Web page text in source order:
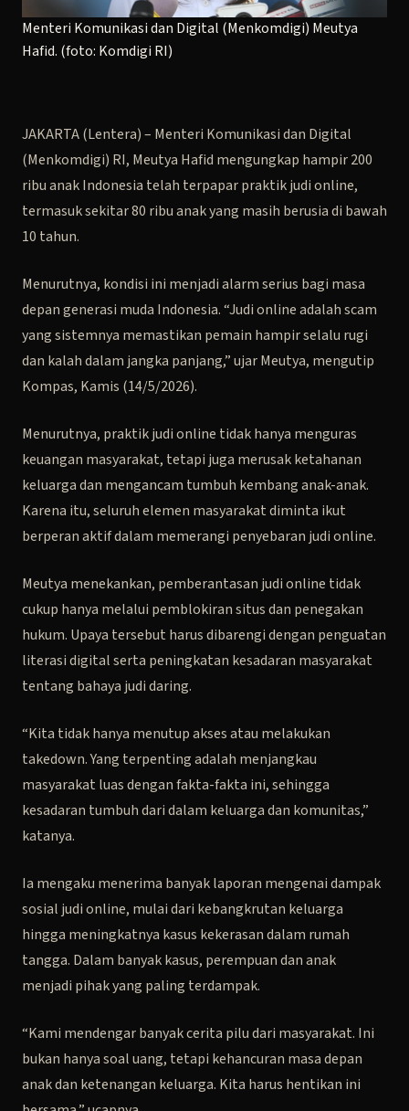
Menteri Komunikasi dan Digital (Menkomdigi) Meutya
Hafid. (foto: Komdigi RI)
JAKARTA (Lentera) – Menteri Komunikasi dan Digital
(Menkomdigi) RI, Meutya Hafid mengungkap hampir 200
ribu anak Indonesia telah terpapar praktik judi online,
termasuk sekitar 80 ribu anak yang masih berusia di bawah
10 tahun.
Menurutnya, kondisi ini menjadi alarm serius bagi masa
depan generasi muda Indonesia. “Judi online adalah scam
yang sistemnya memastikan pemain hampir selalu rugi
dan kalah dalam jangka panjang,” ujar Meutya, mengutip
Kompas, Kamis (14/5/2026).
Menurutnya, praktik judi online tidak hanya menguras
keuangan masyarakat, tetapi juga merusak ketahanan
keluarga dan mengancam tumbuh kembang anak-anak.
Karena itu, seluruh elemen masyarakat diminta ikut
berperan aktif dalam memerangi penyebaran judi online.
Meutya menekankan, pemberantasan judi online tidak
cukup hanya melalui pemblokiran situs dan penegakan
hukum. Upaya tersebut harus dibarengi dengan penguatan
literasi digital serta peningkatan kesadaran masyarakat
tentang bahaya judi daring.
“Kita tidak hanya menutup akses atau melakukan
takedown. Yang terpenting adalah menjangkau
masyarakat luas dengan fakta-fakta ini, sehingga
kesadaran tumbuh dari dalam keluarga dan komunitas,”
katanya.
Ia mengaku menerima banyak laporan mengenai dampak
sosial judi online, mulai dari kebangkrutan keluarga
hingga meningkatnya kasus kekerasan dalam rumah
tangga. Dalam banyak kasus, perempuan dan anak
menjadi pihak yang paling terdampak.
“Kami mendengar banyak cerita pilu dari masyarakat. Ini
bukan hanya soal uang, tetapi kehancuran masa depan
anak dan ketenangan keluarga. Kita harus hentikan ini